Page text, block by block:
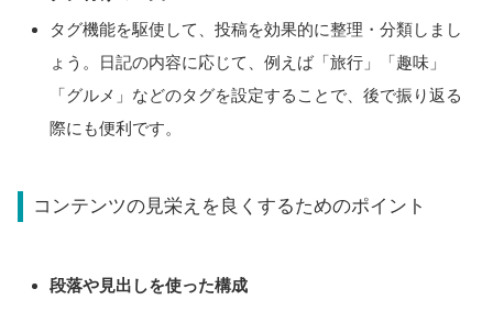
タグ機能を駆使して、投稿を効果的に整理・分類しまし
ょう。日記の内容に応じて、例えば「旅行」「趣味」
「グルメ」などのタグを設定することで、後で振り返る
際にも便利です。
コンテンツの見栄えを良くするためのポイント
段落や見出しを使った構成